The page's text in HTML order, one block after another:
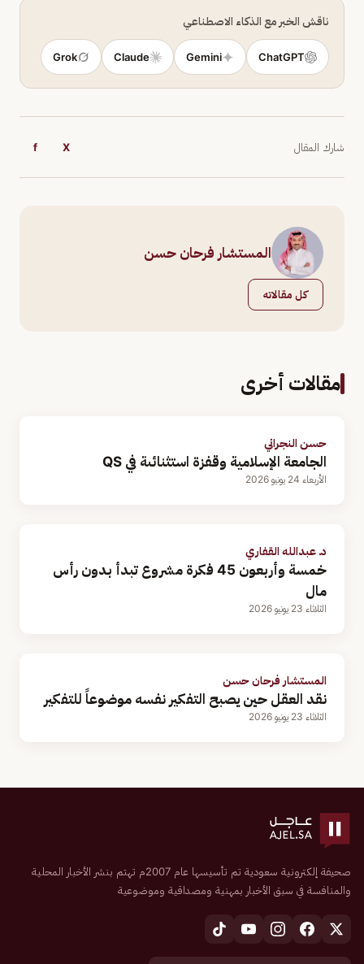
ناقش الخبر مع الذكاء الاصطناعي
ChatGPT
Gemini
Claude
Grok
شارك المقال X
f
المستشار فرحان حسن
كل مقالاته
مقالات أخرى
حسن النجراني
الجامعة الإسلامية وقفزة استثنائىة في QS
الأربعاء 24 يونيو 2026
د. عبدالله القفاري
خمسة وأربعون 45 فكرة مشروع تبدأ بدون رأس
مال
الثلاثاء 23 يونيو 2026
المستشار فرحان حسن
نقد العقل حين يصبح التفكير نفسه موضوعاً للتفكير
الثلاثاء 23 يونيو 2026
صحيفة إلكترونية سعودية تم تأسيسها عام 2007م تهتم بنشر الأخبار المحلية
والمنافسة في سبق الأخبار بمهنية ومصداقية وموضوعية